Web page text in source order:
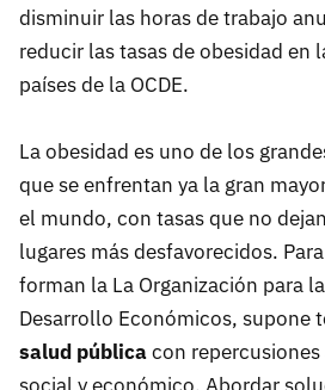
disminuir las horas de trabajo
reducir las tasas de obesidad en
países de la OCDE.
La obesidad es uno de los
que se enfrentan ya la gran
el mundo, con tasas que no
lugares más desfavorecidos.
forman la La Organización para
Desarrollo Económicos, supone
salud públicacon